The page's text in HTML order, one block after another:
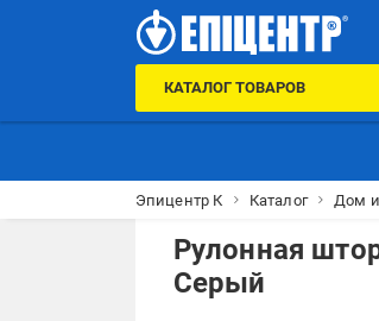
КАТАЛОГ ТОВАРОВ
Эпицентр К Каталог Дом и
Рулонная
Серый